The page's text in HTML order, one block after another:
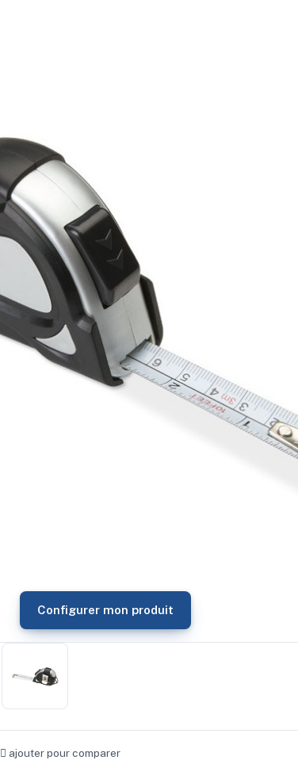
Configurer mon produit
ajouter pour comparer